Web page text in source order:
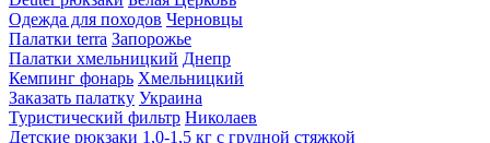
Одежда для походов Черновцы
Палатки terra Запорожье
Палатки хмельницкий Днепр
Кемпинг фонарь Хмельницкий
Заказать палатку Украина
Туристический фильтр Николаев
Детские рюкзаки 1,0-1,5 кг с грудной стяжкой